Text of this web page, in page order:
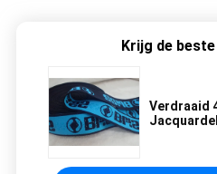
Krijg de
Verdraaid